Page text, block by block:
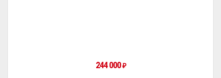
244 000 ₽